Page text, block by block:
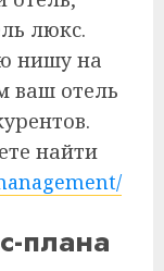
люкс.
нишу на
ваш отель
найти
плана